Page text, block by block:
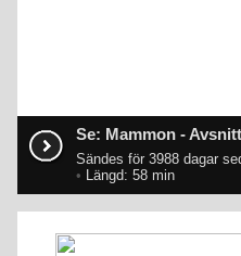
Se: Mammon -
Sändes för 3988 dagar
• Längd: 58 min